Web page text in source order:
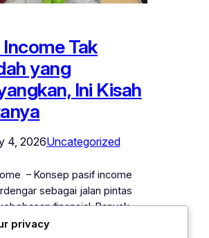
Income Tak
yang
Ini Kisah
4, 2026Uncategorized
– Konsep pasif income
sebagai jalan pintas
finansial. Banyak
seminar menjanjikan uang
privacy